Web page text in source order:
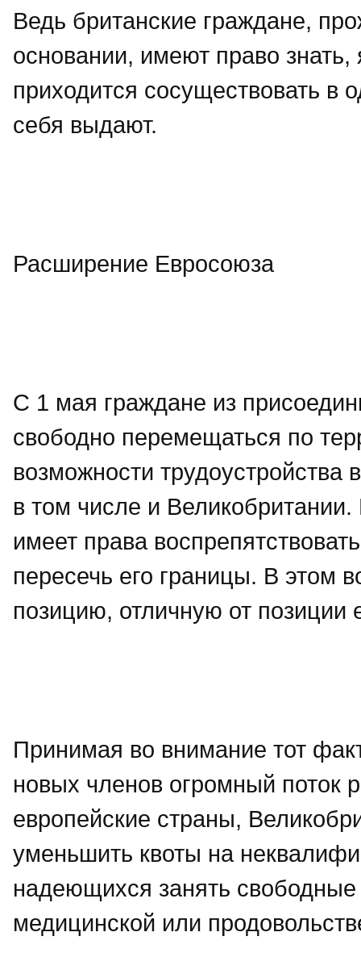
Ведь британские граждане,
основании, имеют право
приходится сосуществовать в
себя выдают.
Расширение Евросоюза
С 1 мая граждане из
свободно перемещаться по
возможности
в том числе и
имеет права
пересечь его границы. В этом
позицию, отличную от позиции
Принимая во внимание тот
новых членов огромный поток
европейские страны,
уменьшить квоты на
надеющихся занять свободные
медицинской или